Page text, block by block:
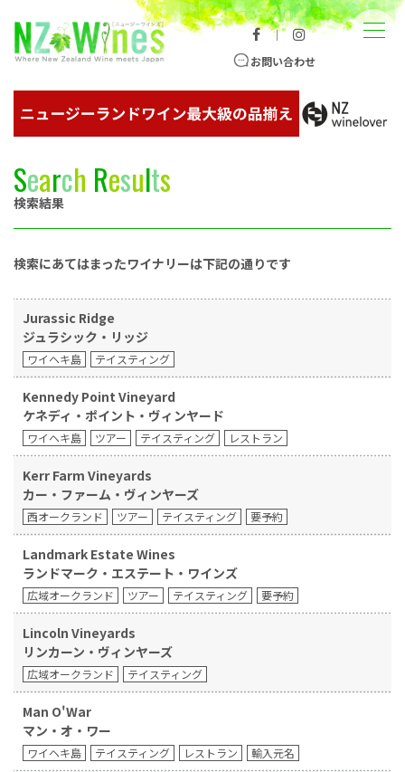
ニュージーランドワイン総合サイト
｜
お問い合わせ
メニュー
Search Results
検索結果
検索にあてはまったワイナリーは下記の通りです
Jurassic Ridge
ジュラシック・リッジ
ワイヘキ島 テイスティング
Kennedy Point Vineyard
ケネディ・ポイント・ヴィンヤード
ワイヘキ島 ツアー テイスティング レストラン
Kerr Farm Vineyards
カー・ファーム・ヴィンヤーズ
西オークランド ツアー テイスティング 要予約
Landmark Estate Wines
ランドマーク・エステート・ワインズ
広域オークランド ツアー テイスティング 要予約
Lincoln Vineyards
リンカーン・ヴィンヤーズ
広域オークランド テイスティング
Man O'War
マン・オ・ワー
ワイヘキ島 テイスティング レストラン 輸入元名